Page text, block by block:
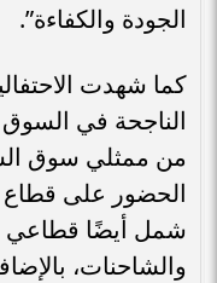
الجودة والكفاءة”.
كما شهدت
الناجحة في
من ممثلي سوق
الحضور على
شمل أيضًا قطاعي
والشاحنات،